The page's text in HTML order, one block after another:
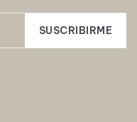
SUSCRIBIRME